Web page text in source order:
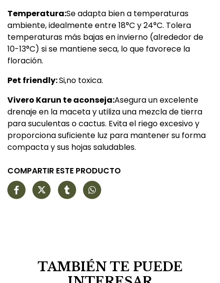
Temperatura:Se adapta bien a temperaturas
ambiente, idealmente entre 18°C y 24°C. Tolera
temperaturas más bajas en invierno (alrededor de
10-13°C) si se mantiene seca, lo que favorece la
floración.
Pet friendly:Si,no toxica.
Vivero Karun te aconseja:Asegura un excelente
drenaje en la maceta y utiliza una mezcla de tierra
para suculentas o cactus. Evita el riego excesivo y
proporciona suficiente luz para mantener su forma
compacta y sus hojas saludables.
COMPARTIR ESTE PRODUCTO
TAMBIÉN TE PUEDE